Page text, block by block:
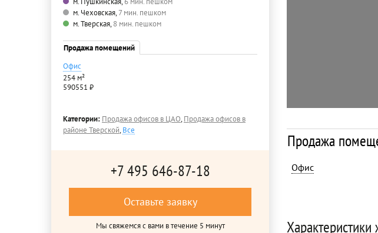
м. Чеховская,7 мин. пешком
м. Тверская,8 мин. пешком
Продажа помещений
Офис
254 м²
590551 ₽
Категории: Продажа офисов в ЦАО,Продажа офисов в
районе Тверской,Все
+7 495 646-87-18
Оставьте заявку
Мы свяжемся с вами в течение 5 минут
Продажа
Офис